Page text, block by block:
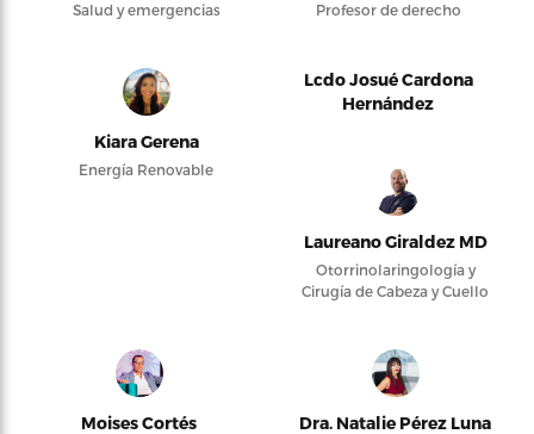
Salud y emergencias Profesor de derecho
Kiara Gerena
Energía Renovable
Lcdo Josué Cardona
Hernández
Laureano Giraldez MD
Otorrinolaringología y
Cirugía de Cabeza y Cuello
Moises Cortés Dra. Natalie Pérez Luna